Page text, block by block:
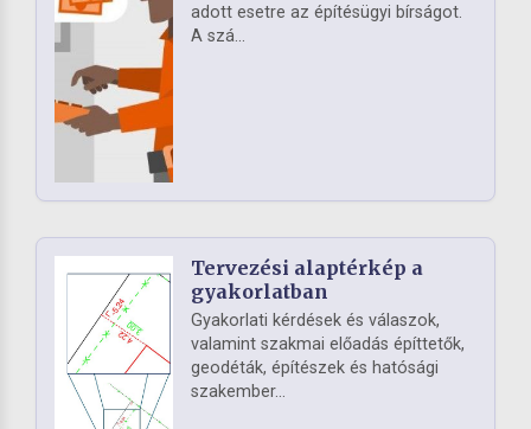
adott esetre az építésügyi bírságot.
A szá...
Tervezési alaptérkép a
gyakorlatban
Gyakorlati kérdések és válaszok,
valamint szakmai előadás építtetők,
geodéták, építészek és hatósági
szakember...